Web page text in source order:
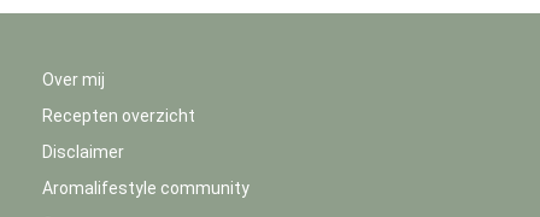
Over mij
Recepten overzicht
Disclaimer
Aromalifestyle community